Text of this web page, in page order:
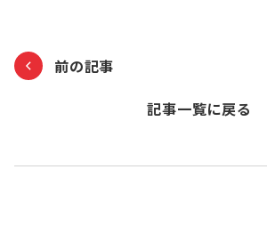
前の記事
記事一覧に戻る